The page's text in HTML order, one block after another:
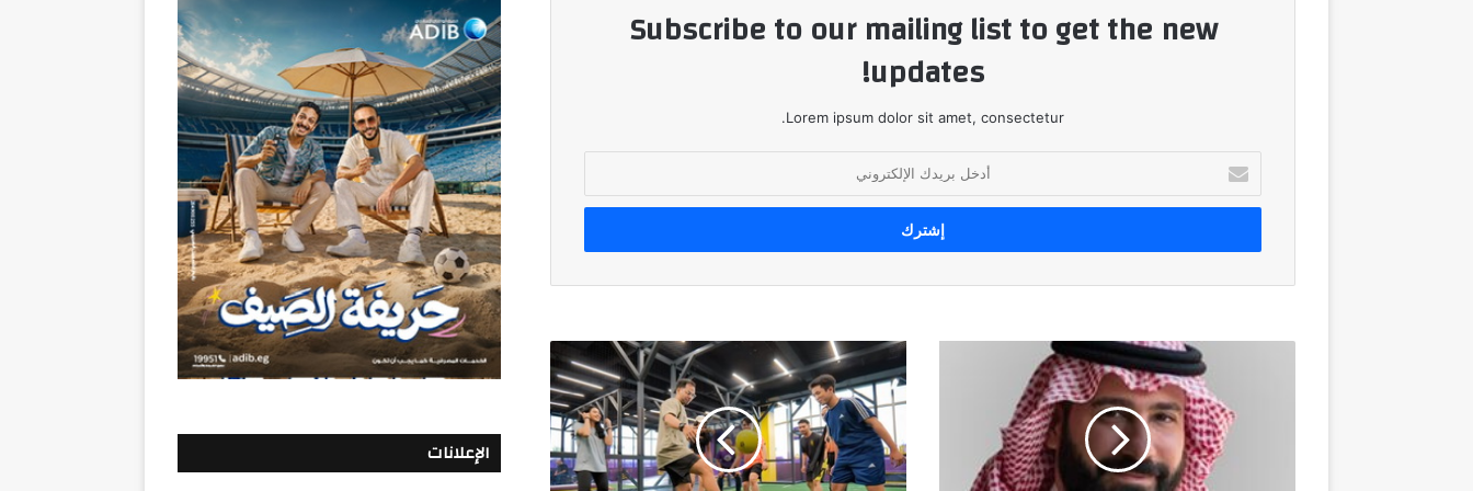
Subscribe to our mailing list to get the new
updates!
Lorem ipsum dolor sit amet, consectetur.
بريدك
الإلكتروني
"مراكز"
تطلق
تجربة
استثنائية
و
تفتتح
الإعلانات